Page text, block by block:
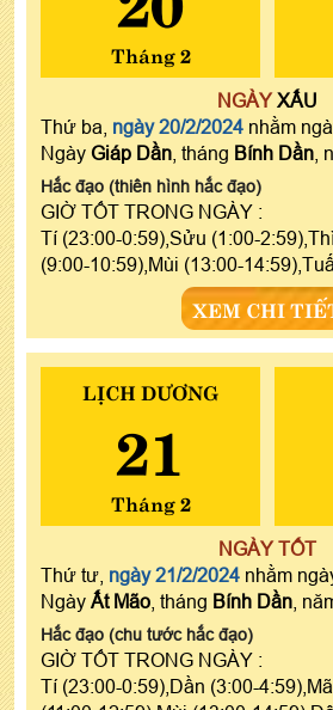
Tháng 2
NGÀYXẤU
Thứ ba, ngày 20/2/2024 nhằm
Ngày Giáp Dần , tháng Bính Dần ,
Hắc đạo (thiên hình hắc đạo)
GIỜ TỐT TRONG NGÀY :
Tí (23:00-0:59),Sửu (1:00-
(9:00-10:59),Mùi (13:00-
XEM CHI
LỊCH DƯƠNG
21
Tháng 2
NGÀY TỐT
Thứ tư, ngày 21/2/2024 nhằm
Ngày Ất Mão , tháng Bính Dần ,
Hắc đạo (chu tước hắc đạo)
GIỜ TỐT TRONG NGÀY :
Tí (23:00-0:59),Dần (3:00-